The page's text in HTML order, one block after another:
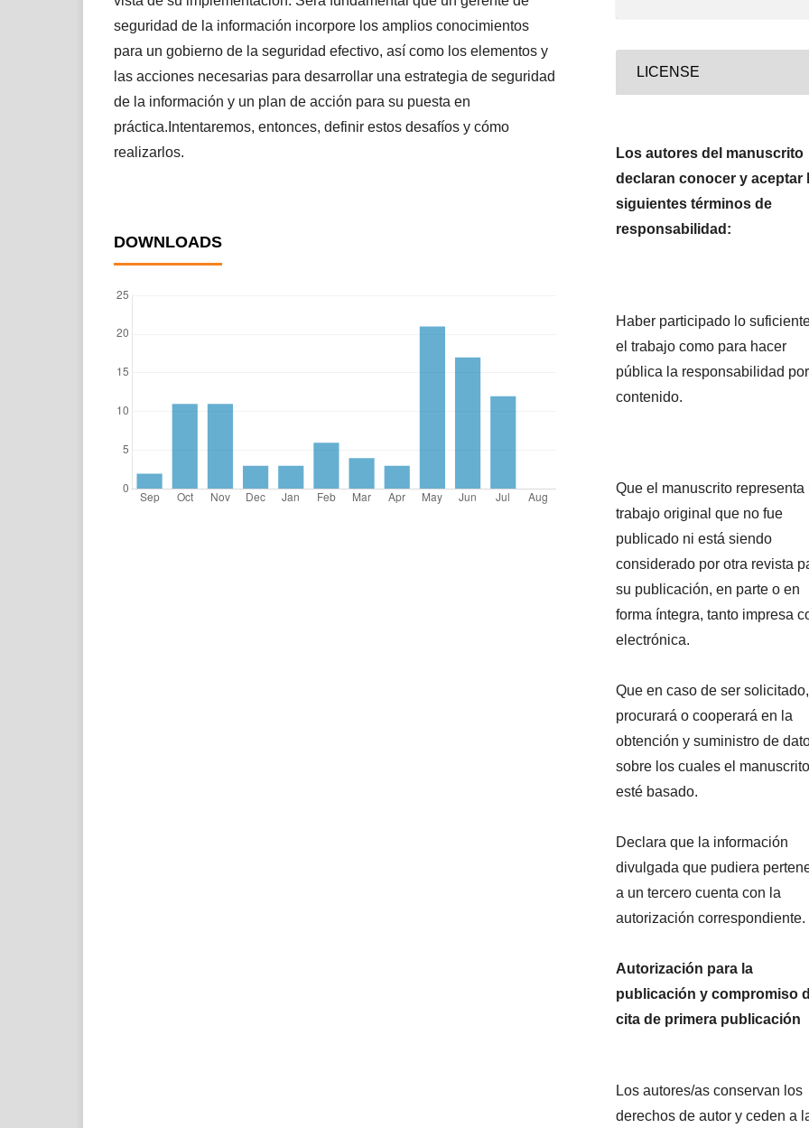
seguridad de la información incorpore los amplios conocimientos
para un gobierno de la seguridad efectivo, así como los elementos y
las acciones necesarias para desarrollar una estrategia de seguridad
de la información y un plan de acción para su puesta en
práctica.Intentaremos, entonces, definir estos desafíos y cómo
realizarlos.
DOWNLOADS
LICENSE
Los autores del manuscrito
declaran conocer y aceptar
siguientes términos de
responsabilidad:
Haber participado lo
el trabajo como para hacer
pública la responsabilidad
contenido.
Que el manuscrito representa
trabajo original que no fue
publicado ni está siendo
considerado por otra revista
su publicación, en parte o en
forma íntegra, tanto impresa
electrónica.
Que en caso de ser solicitado,
procurará o cooperará en la
obtención y suministro de
sobre los cuales el manuscrito
esté basado.
Declara que la información
divulgada que pudiera
a un tercero cuenta con la
autorización correspondiente.
Autorización para la
publicación y compromiso
cita de primera publicación
Los autores/as conservan los
derechos de autor y ceden a